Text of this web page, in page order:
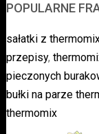
POPULARNE
sałatki z
przepisy,
pieczonych
bułki na parze
thermomix